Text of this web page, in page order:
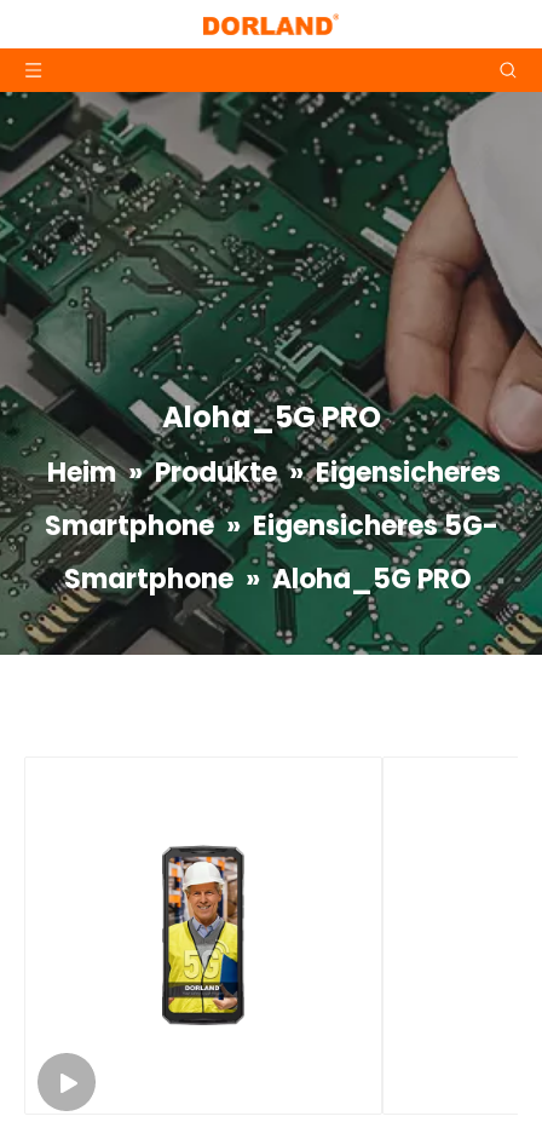
Aloha_5G PRO
Heim »Produkte »Eigensicheres
Smartphone »Eigensicheres 5G-
Smartphone » Aloha_5G PRO